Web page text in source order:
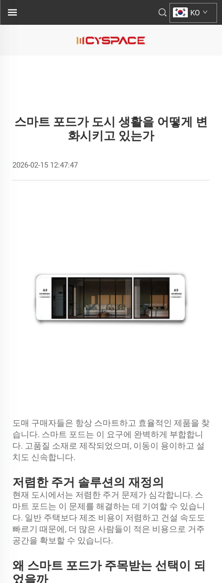
KO
스마트 포드가 도시 생활을 어떻게 변
화시키고 있는가
2026-02-15 12:47:47
도매 구매자들은 항상 스마트하고 효율적인 제품을 찾
습니다. 스마트 포드는 이 요구에 완벽하게 부합합니
다. 고품질 소재로 제작되었으며, 이동이 용이하고 설
치도 신속합니다.
저렴한 주거 솔루션의 재정의
현재 도시에서는 저렴한 주거 문제가 심각합니다. 스
마트 포드는 이 문제를 해결하는 데 기여할 수 있습니
다. 일반 주택보다 제조 비용이 저렴하고 건설 속도도
빠르기 때문에, 더 많은 사람들이 적은 비용으로 거주
공간을 확보할 수 있습니다.
왜 스마트 포드가 주목받는 선택이 되
었을까